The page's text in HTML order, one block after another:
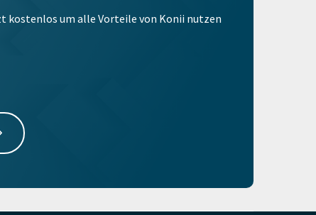
kostenlos um alle Vorteile von Konii nutzen